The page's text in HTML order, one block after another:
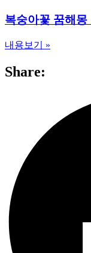
복숭아꽃 꿈해몽
내용보기 »
Share: